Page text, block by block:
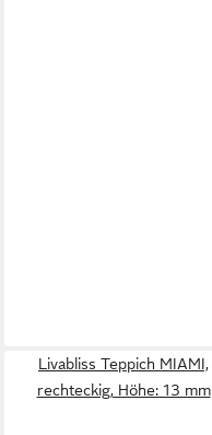
Livabliss Teppich MIAMI,
rechteckig, Höhe: 13 mm